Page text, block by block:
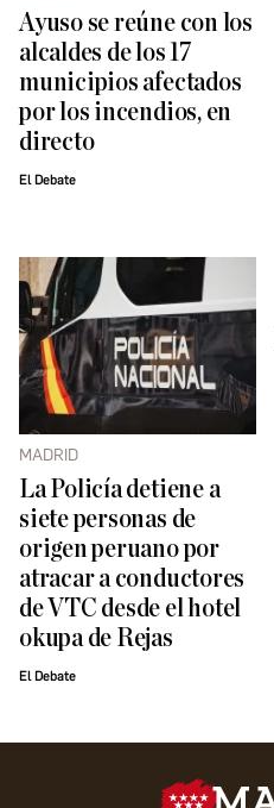
Ayuso se reúne con los
alcaldes de los 17
municipios afectados
por los incendios, en
directo
El Debate
MADRID
La Policía detiene a
siete personas de
origen peruano por
atracar a conductores
de VTC desde el hotel
okupa de Rejas
El Debate